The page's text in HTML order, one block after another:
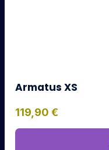
Armatus XS
119,90 €